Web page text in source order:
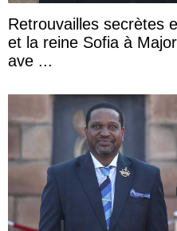
Retrouvailles secrètes
et la reine Sofia à
ave ...